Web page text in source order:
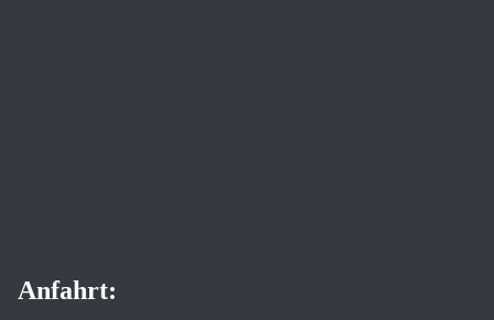
Anfahrt: